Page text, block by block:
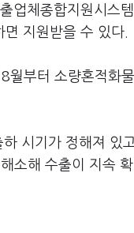
업체종합지원시스
지원받을 수 있다.
부터 소량혼적화
시기가 정해져 있
소해 수출이 지속